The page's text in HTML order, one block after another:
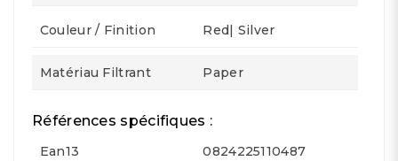
Couleur / Finition Red| Silver
Matériau Filtrant Paper
Références spécifiques :
Ean13 0824225110487